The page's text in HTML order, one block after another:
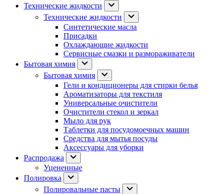
Технические жидкости
Технические жидкости
Синтетические масла
Присадки
Охлаждающие жидкости
Сервисные смазки и размораживатели
Бытовая химия
Бытовая химия
Гели и кондиционеры для стирки белья
Ароматизаторы для текстиля
Универсальные очистители
Очистители стекол и зеркал
Мыло для рук
Таблетки для посудомоечных машин
Средства для мытья посуды
Аксессуары для уборки
Распродажа
Уцененные
Полировка
Полировальные пасты